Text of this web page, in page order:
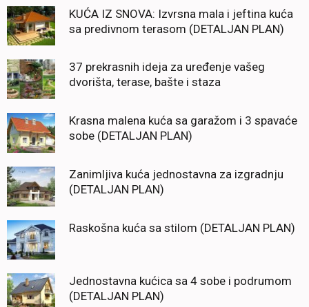
KUĆA IZ SNOVA: Izvrsna mala i jeftina kuća
sa predivnom terasom (DETALJAN PLAN)
37 prekrasnih ideja za uređenje vašeg
dvorišta, terase, bašte i staza
Krasna malena kuća sa garažom i 3 spavaće
sobe (DETALJAN PLAN)
Zanimljiva kuća jednostavna za izgradnju
(DETALJAN PLAN)
Raskošna kuća sa stilom (DETALJAN PLAN)
Jednostavna kućica sa 4 sobe i podrumom
(DETALJAN PLAN)